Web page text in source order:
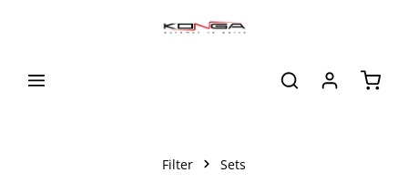
Filter Sets